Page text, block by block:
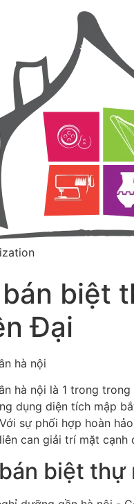
biệt
Đại
hà nội
hà nội là 1 trong
dụng diện tích mập
sự phối hợp hoàn
can giải trí mặt
biệt